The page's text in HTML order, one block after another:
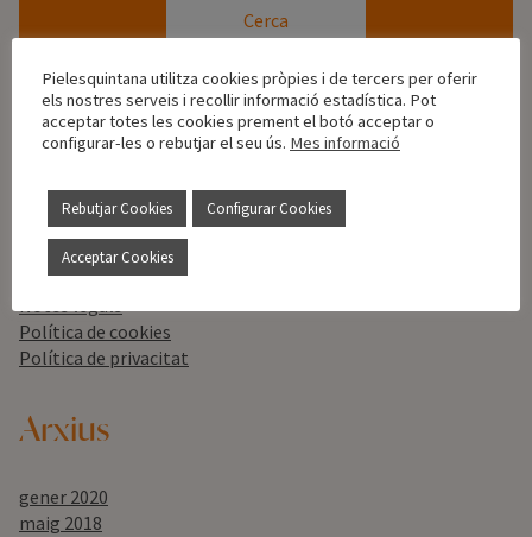
Esteu navegant pels arxius dePieles Quintanade maig de
2018.
Pàgines
Home
Política de cookies
Política de privacitat
Arxius
gener 2020
maig 2018
Pielesquintana utilitza cookies pròpies i de tercers per oferir
els nostres serveis i recollir informació estadística. Pot
acceptar totes les cookies prement el botó acceptar o
configurar-les o rebutjar el seu ús. Mes informació
Rebutjar Cookies Configurar Cookies
Acceptar Cookies